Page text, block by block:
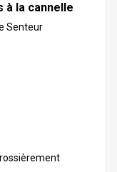
à la cannelle
Senteur